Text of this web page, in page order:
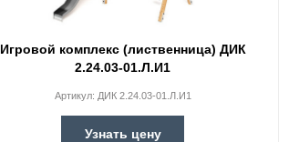
Игровой комплекс (лиственница) ДИК
2.24.03-01.Л.И1
Артикул: ДИК 2.24.03-01.Л.И1
Узнать цену